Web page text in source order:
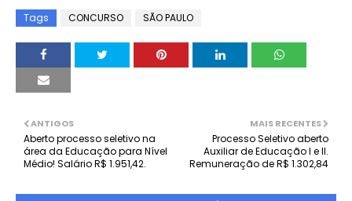
Tags CONCURSO SÃO PAULO
MAIS RECENTES
Processo Seletivo aberto
Auxiliar de Educação I e II.
Remuneração de R$ 1.302,84
ANTIGOS
Aberto processo seletivo na
área da Educação para Nível
Médio! Salário R$ 1.951,42.